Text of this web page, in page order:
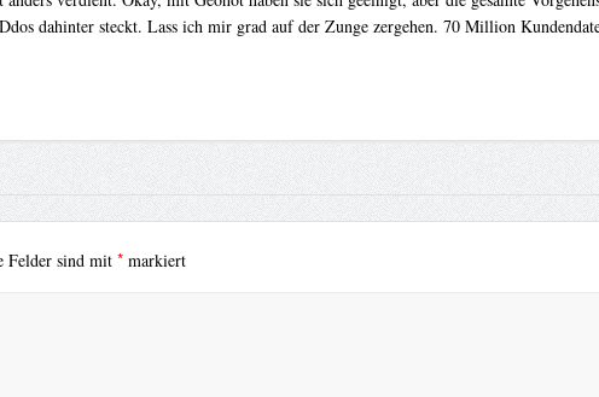
dahinter steckt. Lass ich mir grad auf der Zunge zergehen. 70 Million
Felder sind mit *markiert